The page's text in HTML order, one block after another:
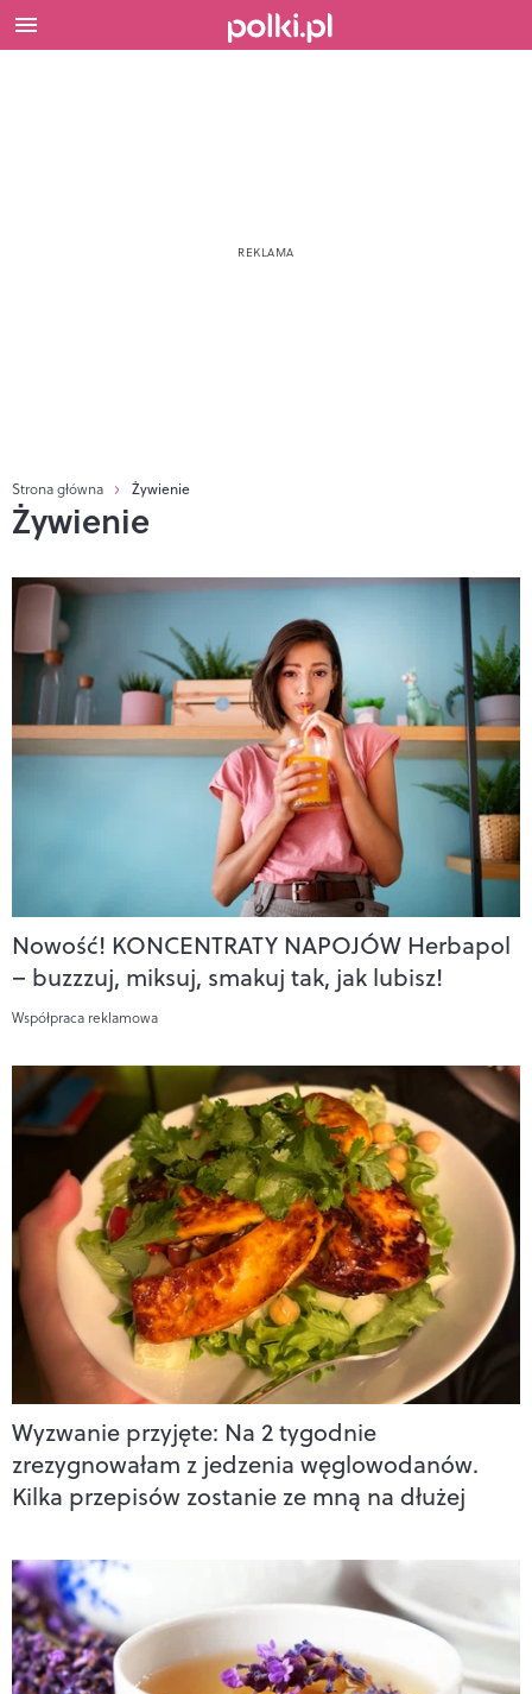
Strona główna Żywienie
Żywienie
Nowość! KONCENTRATY NAPOJÓW Herbapol
– buzzzuj, miksuj, smakuj tak, jak lubisz!
Współpraca reklamowa
Wyzwanie przyjęte: Na 2 tygodnie
zrezygnowałam z jedzenia węglowodanów.
Kilka przepisów zostanie ze mną na dłużej